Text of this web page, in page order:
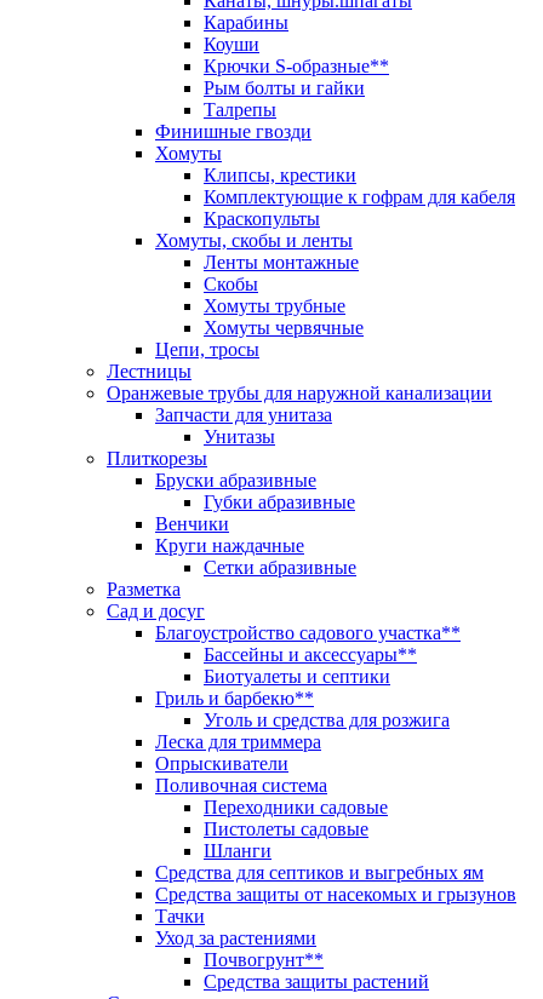
Карабины
Коуши
Крючки S-образные**
Рым болты и гайки
Талрепы
Финишные гвозди
Хомуты
Клипсы, крестики
Комплектующие к гофрам для кабеля
Краскопульты
Хомуты, скобы и ленты
Ленты монтажные
Скобы
Хомуты трубные
Хомуты червячные
Цепи, тросы
Лестницы
Оранжевые трубы для наружной канализации
Запчасти для унитаза
Унитазы
Плиткорезы
Бруски абразивные
Губки абразивные
Венчики
Круги наждачные
Сетки абразивные
Разметка
Сад и досуг
Благоустройство садового участка**
Бассейны и аксессуары**
Биотуалеты и септики
Гриль и барбекю**
Уголь и средства для розжига
Леска для триммера
Опрыскиватели
Поливочная система
Переходники садовые
Пистолеты садовые
Шланги
Средства для септиков и выгребных ям
Средства защиты от насекомых и грызунов
Тачки
Уход за растениями
Почвогрунт**
Средства защиты растений